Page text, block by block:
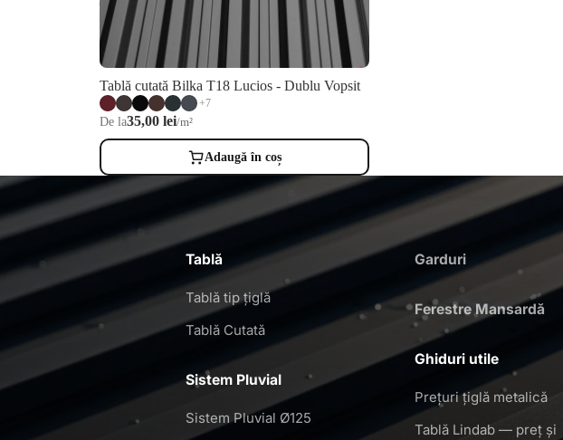
Tablă cutată Bilka T18 Lucios - Dublu Vopsit
+7
De la35,00 lei/m²
Adaugă în coș
Tablă
Tablă tip țiglă
Tablă Cutată
Sistem Pluvial
Sistem Pluvial Ø125
Garduri
Ferestre Mansardă
Ghiduri utile
Prețuri țiglă metalică
Tablă Lindab — preț și